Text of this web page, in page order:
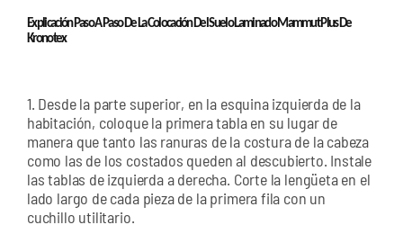
Explicación Paso A Paso De La Colocación Del Suelo Laminado Mammut Plus De
Kronotex
1. Desde la parte superior, en la esquina izquierda de la
habitación, coloque la primera tabla en su lugar de
manera que tanto las ranuras de la costura de la cabeza
como las de los costados queden al descubierto. Instale
las tablas de izquierda a derecha. Corte la lengüeta en el
lado largo de cada pieza de la primera fila con un
cuchillo utilitario.